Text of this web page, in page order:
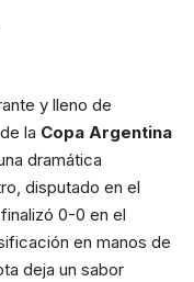
y lleno de
la Copa Argentina
dramática
disputado en el
0-0 en el
en manos de
deja un sabor